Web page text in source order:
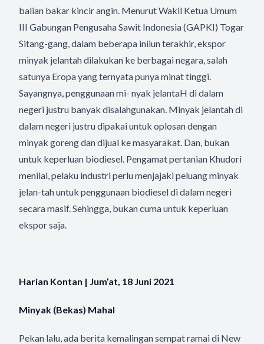
balian bakar kincir angin. Menurut Wakil Ketua Umum
III Gabungan Pengusaha Sawit Indonesia (GAPKI) Togar
Sitang-gang, dalam beberapa iniiun terakhir, ekspor
minyak jelantah dilakukan ke berbagai negara, salah
satunya Eropa yang ternyata punya minat tinggi.
Sayangnya, penggunaan mi- nyak jelantaH di dalam
negeri justru banyak disalahgunakan. Minyak jelantah di
dalam negeri justru dipakai untuk oplosan dengan
minyak goreng dan dijual ke masyarakat. Dan, bukan
untuk keperluan biodiesel. Pengamat pertanian Khudori
menilai, pelaku industri perlu menjajaki peluang minyak
jelan-tah untuk penggunaan biodiesel di dalam negeri
secara masif. Sehingga, bukan cuma untuk keperluan
ekspor saja.
Harian Kontan | Jum’at, 18 Juni 2021
Minyak (Bekas) Mahal
Pekan lalu, ada berita kemalingan sempat ramai di New